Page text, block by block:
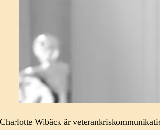
Charlotte Wibäck är